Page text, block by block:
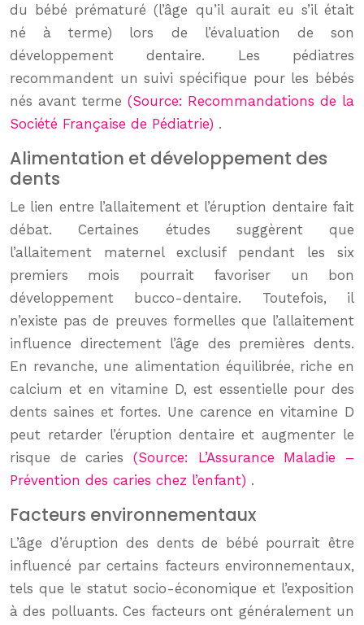
du bébé prématuré (l’âge qu’il aurait eu s’il était
né à terme) lors de l’évaluation de son
développement dentaire. Les pédiatres
recommandent un suivi spécifique pour les bébés
nés avant terme (Source: Recommandations de la
Société Française de Pédiatrie) .
Alimentation et développement des
dents
Le lien entre l’allaitement et l’éruption dentaire fait
débat. Certaines études suggèrent que
l’allaitement maternel exclusif pendant les six
premiers mois pourrait favoriser un bon
développement bucco-dentaire. Toutefois, il
n’existe pas de preuves formelles que l’allaitement
influence directement l’âge des premières dents.
En revanche, une alimentation équilibrée, riche en
calcium et en vitamine D, est essentielle pour des
dents saines et fortes. Une carence en vitamine D
peut retarder l’éruption dentaire et augmenter le
risque de caries (Source: L’Assurance Maladie –
Prévention des caries chez l’enfant) .
Facteurs environnementaux
L’âge d’éruption des dents de bébé pourrait être
influencé par certains facteurs environnementaux,
tels que le statut socio-économique et l’exposition
à des polluants. Ces facteurs ont généralement un